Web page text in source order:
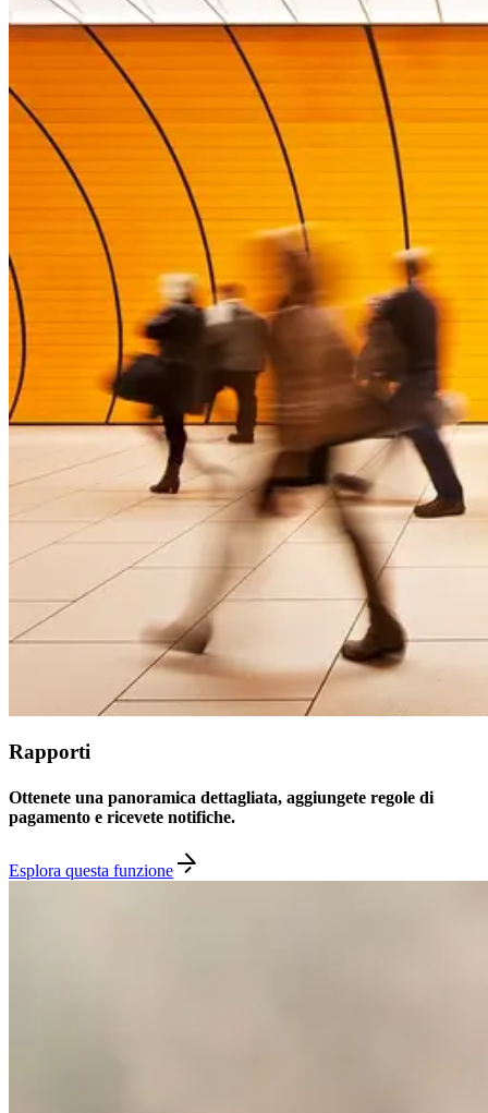
Rapporti
Ottenete una panoramica dettagliata, aggiungete regole di
pagamento e ricevete notifiche.
Esplora questa funzione